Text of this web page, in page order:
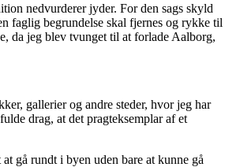
nedvurderer jyder. For den sags skyld
faglig begrundelse skal fjernes og rykke til
da jeg blev tvunget til at forlade Aalborg,
gallerier og andre steder, hvor jeg har
drag, at det pragteksemplar af et
gå rundt i byen uden bare at kunne gå